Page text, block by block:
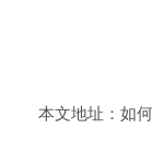
本文地址： 如